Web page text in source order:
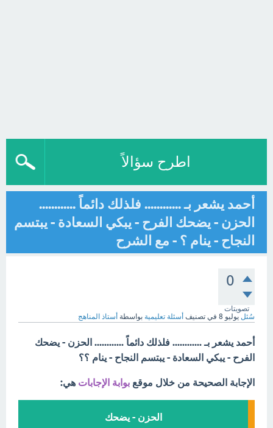
اطرح سؤالاً
أحمد يشعر بـ ............ فلذلك دائماً ............
الحزن - يضحك الفرح - يبكي السعادة - يبتسم
النجاح - ينام ؟ - مع الشرح
0
تصويتات
سُئل يوليو 8 في تصنيف أسئلة تعليمية بواسطة أستاذ المناهج
أحمد يشعر بـ ............ فلذلك دائماً ............ الحزن - يضحك
الفرح - يبكي السعادة - يبتسم النجاح - ينام ؟؟
الإجابة الصحيحة من خلال موقع بوابة الإجابات هي:
الحزن - يضحك